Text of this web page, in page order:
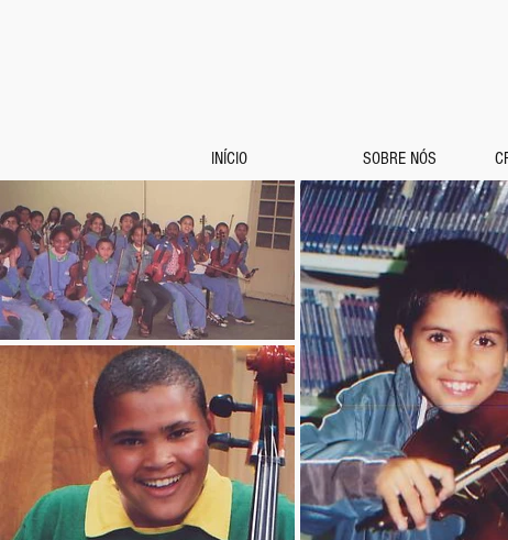
INÍCIO SOBRE NÓS